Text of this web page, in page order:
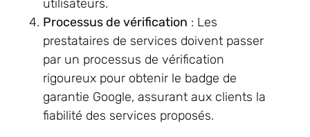
utilisateurs.
Processus de vérification : Les
prestataires de services doivent passer
par un processus de vérification
rigoureux pour obtenir le badge de
garantie Google, assurant aux clients la
fiabilité des services proposés.